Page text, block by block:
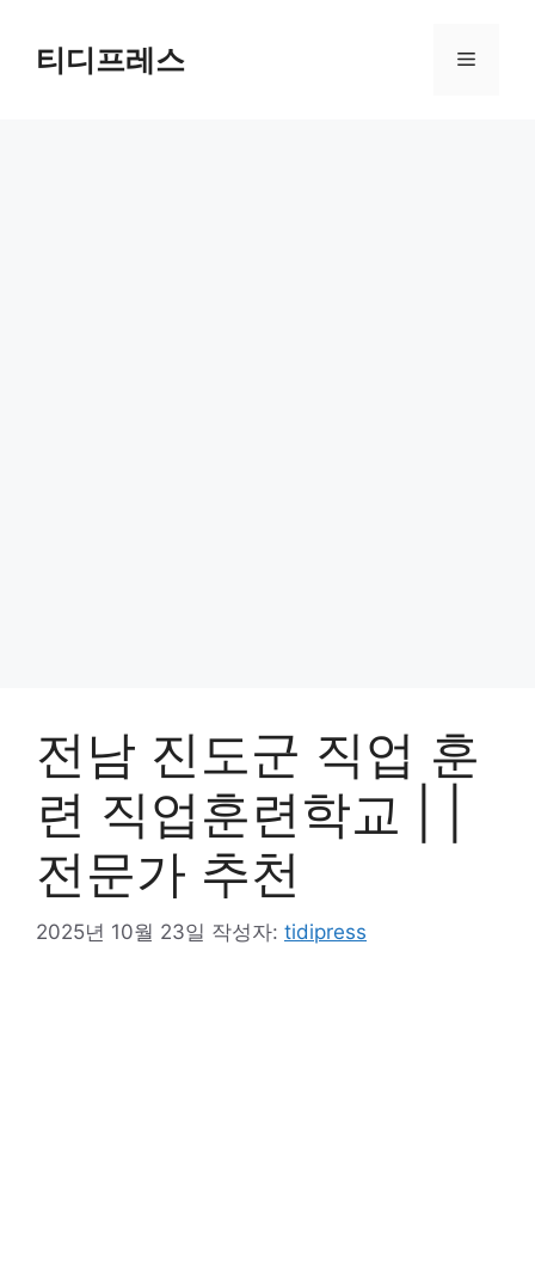
티디프레스 메
전남 진도군 직업 훈
련 직업훈련학교 | |
전문가 추천
2025년 10월 23일 작성자: tidipress